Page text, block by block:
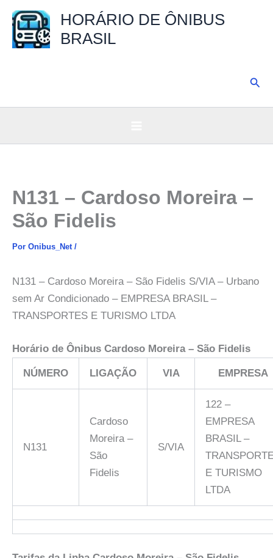
para
HORÁRIO DE ÔNIBUS
BRASIL
N131 – Cardoso Moreira –
São Fidelis
Por Onibus_Net /
N131 – Cardoso Moreira – São Fidelis S/VIA – Urbano
sem Ar Condicionado – EMPRESA BRASIL –
TRANSPORTES E TURISMO LTDA
Horário de Ônibus Cardoso Moreira – São Fidelis
NÚMERO LIGAÇÃO VIA EMPRESA
N131
Cardoso
Moreira –
São
Fidelis
S/VIA
122 –
EMPRESA
BRASIL –
E TURISMO
LTDA